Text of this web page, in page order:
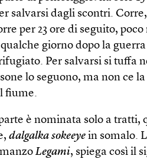
salvarsi dagli scontri.
per 23 ore di seguito,
giorno dopo la
Per salvarsi si tuffa
lo seguono, ma non ce
fiume.
è nominata solo a tratti,
dalgalka sokeeyein somalo.
Legami, spiega così il